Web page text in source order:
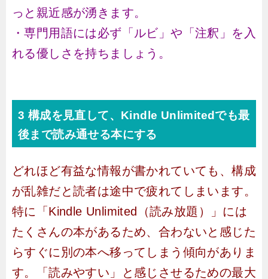
っと親近感が湧きます。
・専門用語には必ず「ルビ」や「注釈」を入
れる優しさを持ちましょう。
3 構成を見直して、Kindle Unlimitedでも最
後まで読み通せる本にする
どれほど有益な情報が書かれていても、構成
が乱雑だと読者は途中で疲れてしまいます。
特に「Kindle Unlimited（読み放題）」には
たくさんの本があるため、合わないと感じた
らすぐに別の本へ移ってしまう傾向がありま
す。「読みやすい」と感じさせるための最大